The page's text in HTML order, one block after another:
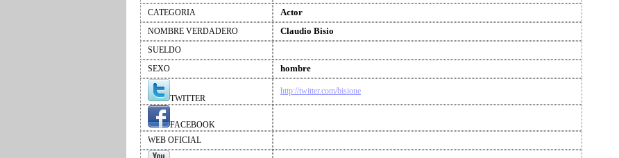
CATEGORIA Actor
NOMBRE VERDADERO Claudio Bisio
SUELDO
SEXO
hombre
TWITTER
http://twitter.com/bisione
FACEBOOK
WEB OFICIAL